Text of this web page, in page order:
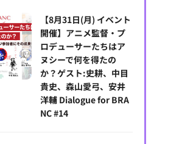
【8月31日(月) イベント
開催】アニメ監督・プ
ロデューサーたちはア
ヌシーで何を得たの
か？ゲスト:史耕、中目
貴史、森山愛弓、安井
洋輔 Dialogue for BRA
NC #14